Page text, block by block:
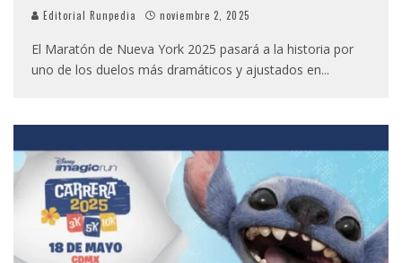
Editorial Runpedia noviembre 2, 2025
El Maratón de Nueva York 2025 pasará a la historia por
uno de los duelos más dramáticos y ajustados en...